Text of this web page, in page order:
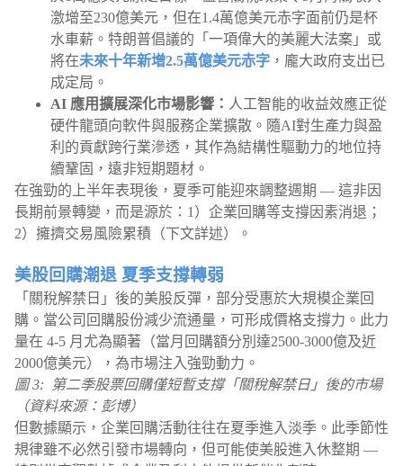
激增至230億美元，但在1.4萬億美元赤字面前仍是杯
水車薪。特朗普倡議的「一項偉大的美麗大法案」或
將在未來十年新增2.5萬億美元赤字 ，龐大政府支出已
成定局。
AI 應用擴展深化市場影響： 人工智能的收益效應正從
硬件龍頭向軟件與服務企業擴散。隨AI對生產力與盈
利的貢獻跨行業滲透，其作為結構性驅動力的地位持
續鞏固，遠非短期題材。
在強勁的上半年表現後，夏季可能迎來調整週期 — 這非因
長期前景轉變，而是源於：1）企業回購等支撐因素消退；
2）擁擠交易風險累積（下文詳述）。
美股回購潮退 夏季支撐轉弱
「關稅解禁日」後的美股反彈，部分受惠於大規模企業回
購。當公司回購股份減少流通量，可形成價格支撐力。此力
量在 4-5 月尤為顯著（當月回購額分別達2500-3000億及近
2000億美元），為市場注入強勁動力。
圖 3: 第二季股票回購僅短暫支撐「關稅解禁日」後的市場
（資料來源：彭博）
但數據顯示，企業回購活動往往在夏季進入淡季。此季節性
規律雖不必然引發市場轉向，但可能使美股進入休整期 —